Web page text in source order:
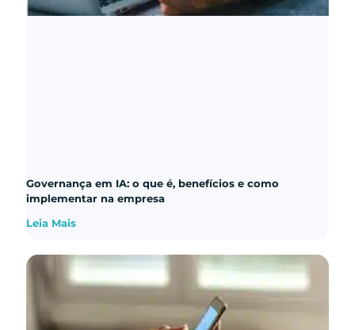
Governança em IA: o que é, benefícios e como
implementar na empresa
Leia Mais